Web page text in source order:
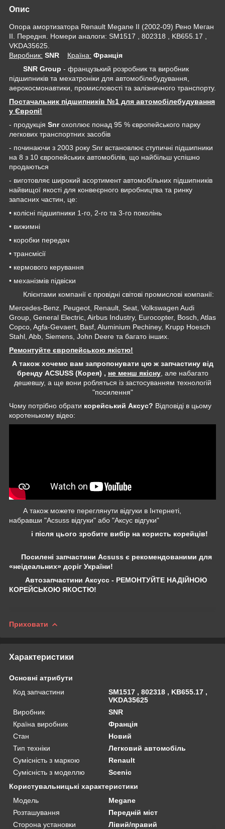
Опис
Опора амортизатора Renault Megane II (2002-09) Рено Меган
II. Передня. Номери аналоги: SM1517 , 802318 , KB655.17 ,
VKDA35625.
Виробник: SNR Крaїна: Франція
SNR Group - французький розробник та виробник
підшипників та мехатроніки для автомобілебудування,
аерокосмонавтики, промисловості та залізничного транспорту.
Постачальник підшипників №1 для автомобілебудування
у Європі!
- продукція Snrохоплює понад 95 % європейського парку
легкових транспортних засобів
- починаючи з 2003 року Snr встановлює ступичні підшипники
на 8 з 10 європейських автомобілів, що найбільш успішно
продаються
- виготовляє широкий асортимент автомобільних підшипників
найвищої якості для конвеєрного виробництва та ринку
запасних частин, це:
• колісні підшипники 1-го, 2-го та 3-го поколінь
• вижимні
• коробки передач
• трансмісії
• кермового керування
• механізмів підвіски
Клієнтами компанії є провідні світові промислові компанії:
Mercedes-Benz, Peugeot, Renault, Seat, Volkswagen Audi
Group, General Electric, Airbus Industry, Eurocopter, Bosch, Atlas
Copco, Agfa-Gevaert, Basf, Aluminium Pechiney, Krupp Hoesch
Stahl, Abb, Siemens, John Deere та багато інших.
Ремонтуйте європейською якістю!
А також хочемо вам запропонувати цю ж запчастину від
бренду ACSUSS (Корея) , не менш якісну, але набагато
дешевшу, а ще вони робляться із застосуванням технологій
"посилення"
Чому потрібно обрати корейський Аксус? Відповіді в цьому
коротенькому відео:
А також можете переглянути відгуки в Інтернеті,
набравши "Acsuss відгуки" або "Аксус відгуки"
і після цього зробите вибір на користь корейців!
Посилені запчастини Acsuss є рекомендованими для
«неідеальних» доріг України!
Автозапчастини Аксусс - РЕМОНТУЙТЕ НАДІЙНОЮ
КОРЕЙСЬКОЮ ЯКОСТЮ!
Приховати
Характеристики
Основні атрибути
Код запчастини
SM1517 , 802318 , KB655.17 ,
VKDA35625
Виробник
SNR
Країна виробник
Франція
Стан
Новий
Тип техніки
Легковий автомобіль
Сумісність з маркою
Renault
Сумісність з моделлю
Scenic
Користувальницькі характеристики
Мoдель
Megane
Розташування
Передній міст
Сторона установки
Лівий/правий